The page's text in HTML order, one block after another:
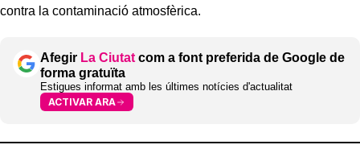
contra la contaminació atmosfèrica.
Afegir La Ciutat com a font preferida de Google de
forma gratuïta
Estigues informat amb les últimes notícies d'actualitat
ACTIVAR ARA